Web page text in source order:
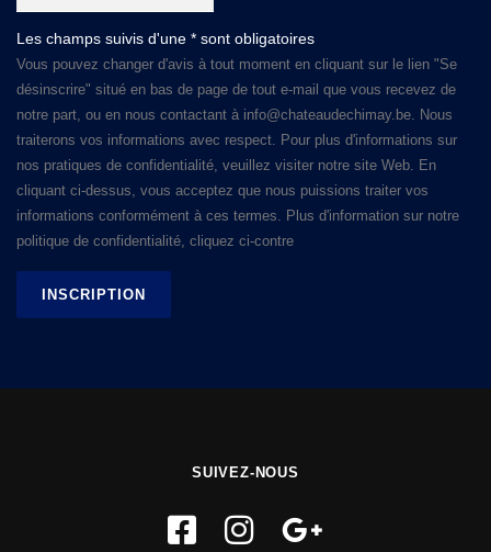
Les champs suivis d'une * sont obligatoires
Vous pouvez changer d'avis à tout moment en cliquant sur le lien "Se
désinscrire" situé en bas de page de tout e-mail que vous recevez de
notre part, ou en nous contactant à info@chateaudechimay.be. Nous
traiterons vos informations avec respect. Pour plus d'informations sur
nos pratiques de confidentialité, veuillez visiter notre site Web. En
cliquant ci-dessus, vous acceptez que nous puissions traiter vos
informations conformément à ces termes. Plus d'information sur notre
politique de confidentialité, cliquez ci-contre
SUIVEZ-NOUS